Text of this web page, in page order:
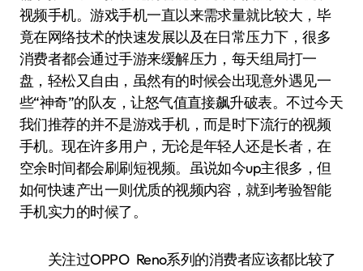
视频手机。游戏手机一直以来需求量就比较大，毕
竟在网络技术的快速发展以及在日常压力下，很多
消费者都会通过手游来缓解压力，每天组局打一
盘，轻松又自由，虽然有的时候会出现意外遇见一
些“神奇”的队友，让怒气值直接飙升破表。不过今天
我们推荐的并不是游戏手机，而是时下流行的视频
手机。现在许多用户，无论是年轻人还是长者，在
空余时间都会刷刷短视频。虽说如今up主很多，但
如何快速产出一则优质的视频内容，就到考验智能
手机实力的时候了。
关注过OPPO Reno系列的消费者应该都比较了